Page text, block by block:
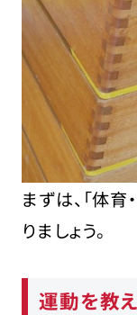
給与
体育・ス
質問
Q.レッ
Q.レッ
Q.レッ
Q.どん
体育・ス
特徴
スポー
体力が
まずは、「体
りましょう。
運動を教